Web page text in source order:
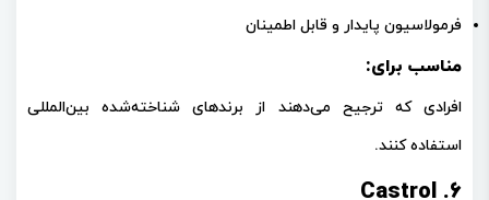
فرمولاسیون پایدار و قابل اطمینان
مناسب برای:
افرادی که ترجیح می‌دهند از برندهای شناخته‌شده بین‌المللی
استفاده کنند.
6. Castrol